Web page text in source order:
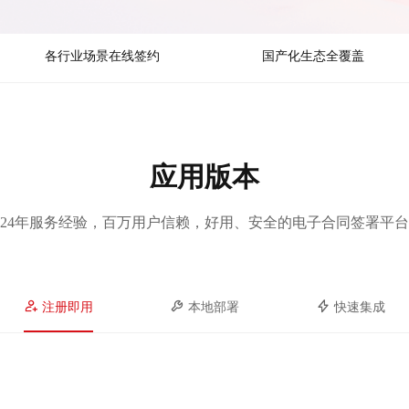
各行业场景在线签约 国产化生态全覆盖
应用版本
24年服务经验，百万用户信赖，好用、安全的电子合同签署平台
注册即用 本地部署 快速集成